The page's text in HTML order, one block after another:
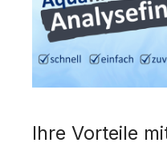
Ihre Vorteile